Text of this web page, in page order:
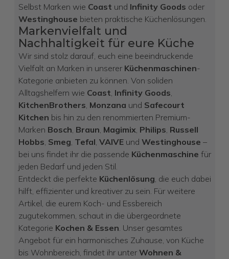
Selbst Marken wie Coast und Infinity Goods oder
Westinghouse bieten praktische Küchenlösungen.
Markenvielfalt und
Nachhaltigkeit für eure Küche
Wir sind stolz darauf, euch eine beeindruckende
Vielfalt an Marken in unserer Küchenmaschinen-
Kategorie anbieten zu können. Von soliden
Alltagshelfern wie Coast, Infinity Goods,
KitchenBrothers, Monzana und Safecourt
Kitchen bis hin zu den renommierten Premium-
Marken Bosch, Braun, Magimix, Philips, Russell
Hobbs, Smeg, Tefal, VAIVEund Westinghouse –
bei uns findet ihr die passende Küchenmaschine für
jeden Bedarf und jeden Stil.
Entdeckt die perfekte Küchenlösung, die euch dabei
hilft, effizienter und kreativer zu sein. Für weitere
Artikel, die eurem Koch- und Essbereich
zugutekommen, schaut in die übergeordnete
Kategorie Kochen & Essen. Unser gesamtes
Angebot für ein harmonisches Zuhause, von Küche
bis Wohnbereich, findet ihr unter Wohnen &